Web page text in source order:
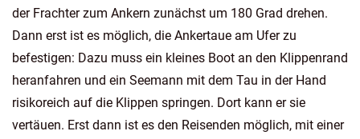
der Frachter zum Ankern zunächst um 180 Grad drehen.
Dann erst ist es möglich, die Ankertaue am Ufer zu
befestigen: Dazu muss ein kleines Boot an den Klippenrand
heranfahren und ein Seemann mit dem Tau in der Hand
risikoreich auf die Klippen springen. Dort kann er sie
vertäuen. Erst dann ist es den Reisenden möglich, mit einer